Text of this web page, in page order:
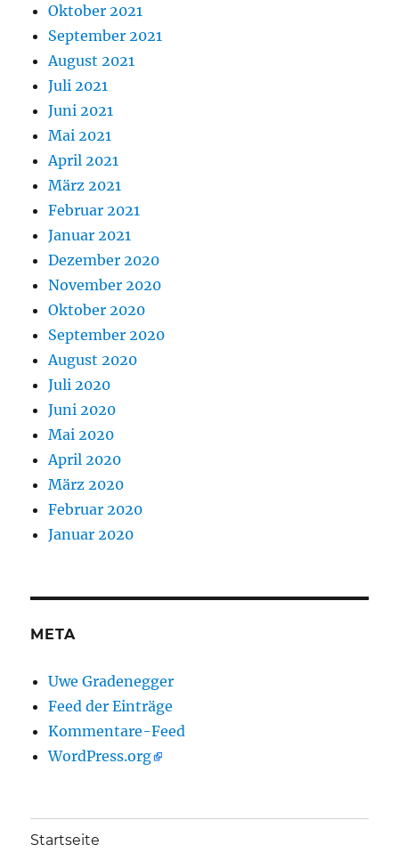
Oktober 2021
September 2021
August 2021
Juli 2021
Juni 2021
Mai 2021
April 2021
März 2021
Februar 2021
Januar 2021
Dezember 2020
November 2020
Oktober 2020
September 2020
August 2020
Juli 2020
Juni 2020
Mai 2020
April 2020
März 2020
Februar 2020
Januar 2020
META
Uwe Gradenegger
Feed der Einträge
Kommentare-Feed
WordPress.org
Startseite